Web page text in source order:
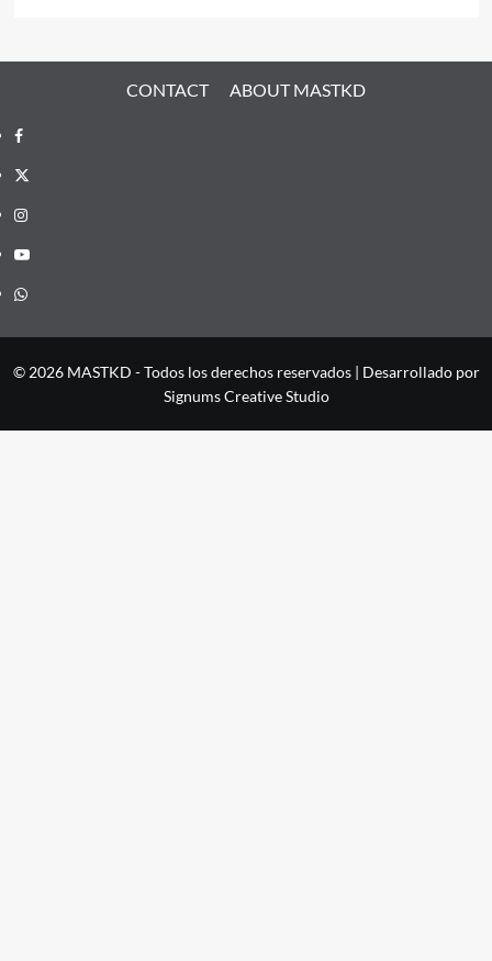
CONTACT ABOUT MASTKD
Facebook
X
Instagram
YouTube
Whatsapp